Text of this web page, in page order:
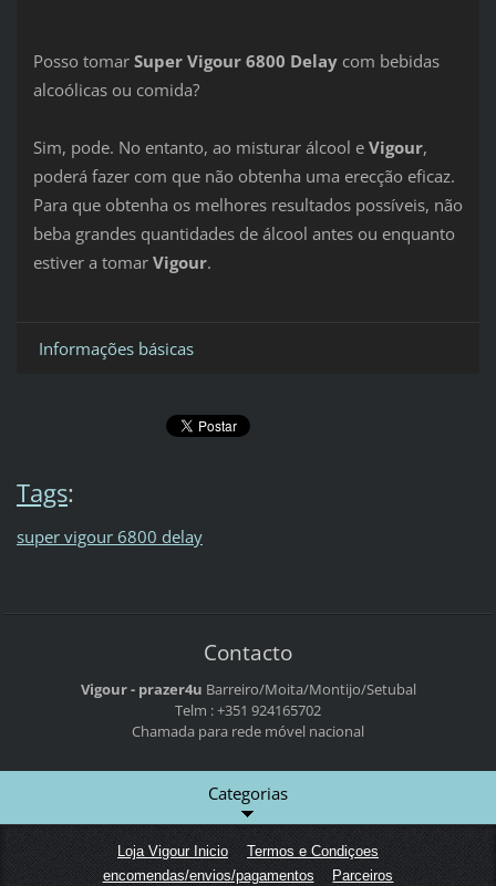
Posso tomarSuper Vigour 6800 Delaycom bebidas
alcoólicas ou comida?
Sim, pode. No entanto, ao misturar álcool e Vigour,
poderá fazer com que não obtenha uma erecção eficaz.
Para que obtenha os melhores resultados possíveis, não
beba grandes quantidades de álcool antes ou enquanto
estiver a tomar Vigour.
Informações básicas
Tags:
super vigour 6800 delay
Contacto
Vigour - prazer4u Barreiro/Moita/Montijo/Setubal
Telm : +351 924165702
Chamada para rede móvel nacional
Categorias
Loja Vigour Inicio
Termos e Condiçoes
encomendas/envios/pagamentos
Parceiros